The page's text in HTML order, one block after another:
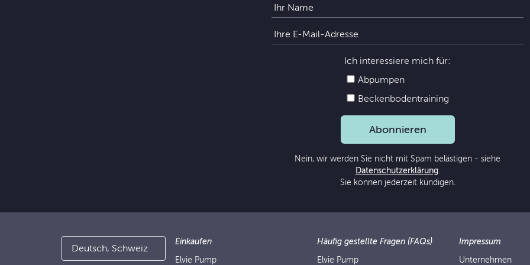
Ich interessiere mich für:
Abpumpen
Beckenbodentraining
Abonnieren
Nein, wir werden Sie nicht mit Spam belästigen - siehe
Datenschutzerklärung.
Sie können jederzeit kündigen.
Deutsch, Schweiz
Einkaufen
Elvie Pump
Häufig gestellte Fragen (FAQs)
Elvie Pump
Impressum
Unternehmen